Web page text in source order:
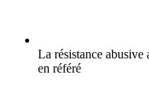
La résistance abusive
en référé